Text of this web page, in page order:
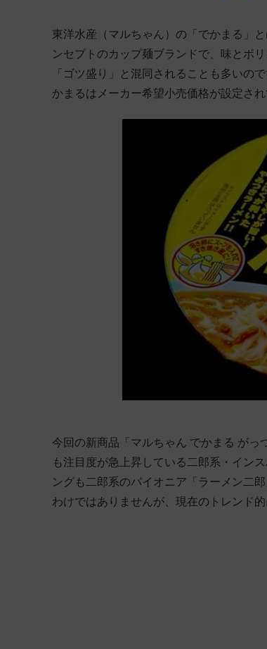
東洋水産（マルちゃん）の「でかまる」
ンセプトのカップ麺ブランドで、味とボ
「ゴツ盛り」と混同されることも多いの
かまるはメーカー希望小売価格が設定さ
今回の新商品「マルちゃん でかまる が
も注目度が急上昇している二郎系・イン
ングも二郎系のパイオニア「ラーメン二
わけではありませんが、現在のトレンド